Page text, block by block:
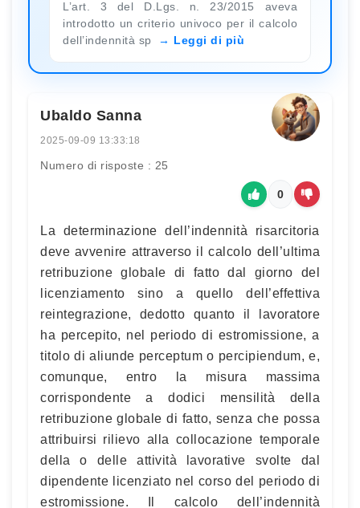
L’art. 3 del D.Lgs. n. 23/2015 aveva
introdotto un criterio univoco per il calcolo
dell’indennità sp
Leggi di più
Ubaldo Sanna
2025-09-09 13:33:18
Numero di risposte : 25
0
La determinazione dell’indennità risarcitoria
deve avvenire attraverso il calcolo dell’ultima
retribuzione globale di fatto dal giorno del
licenziamento sino a quello dell’effettiva
reintegrazione, dedotto quanto il lavoratore
ha percepito, nel periodo di estromissione, a
titolo di aliunde perceptum o percipiendum, e,
comunque, entro la misura massima
corrispondente a dodici mensilità della
retribuzione globale di fatto, senza che possa
attribuirsi rilievo alla collocazione temporale
della o delle attività lavorative svolte dal
dipendente licenziato nel corso del periodo di
estromissione. Il calcolo dell’indennità